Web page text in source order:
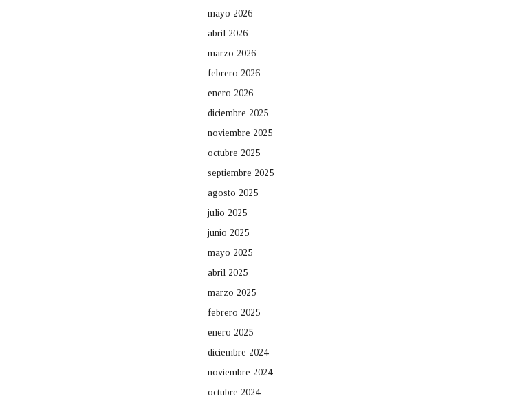
mayo 2026
abril 2026
marzo 2026
febrero 2026
enero 2026
diciembre 2025
noviembre 2025
octubre 2025
septiembre 2025
agosto 2025
julio 2025
junio 2025
mayo 2025
abril 2025
marzo 2025
febrero 2025
enero 2025
diciembre 2024
noviembre 2024
octubre 2024